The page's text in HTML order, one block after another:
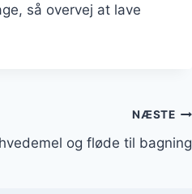
så overvej at lave
NÆSTE
og fløde til bagning